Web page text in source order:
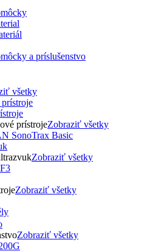
a príslušenstvo
všetky
prístrojeZobraziť všetky
Zobraziť všetky
Zobraziť všetky
Zobraziť všetky